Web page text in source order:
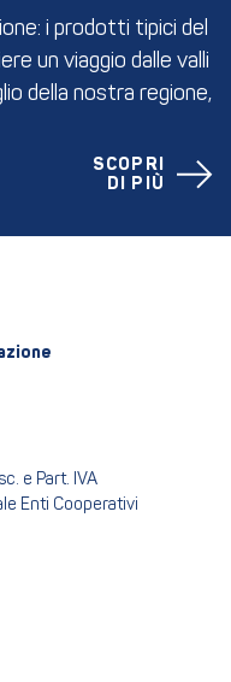
i prodotti tipici del
un viaggio dalle valli
della nostra regione,
SCOPRI
DI PIÙ
e Part. IVA
Enti Cooperativi